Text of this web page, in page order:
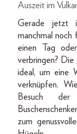
Auszeit im
Gerade jetzt
manchmal noch
einen Tag
verbringen? Die
ideal, um eine
verknüpfen.
Besuch der
zum